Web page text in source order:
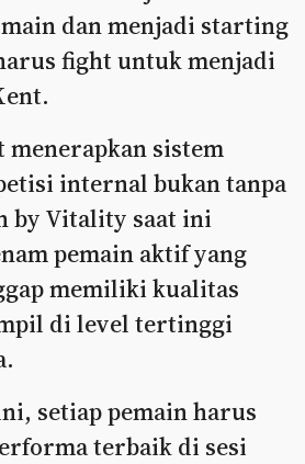
dan menjadi starting
fight untuk menjadi
menerapkan sistem
internal bukan tanpa
by Vitality saat ini
pemain aktif yang
memiliki kualitas
di level tertinggi
setiap pemain harus
terbaik di sesi